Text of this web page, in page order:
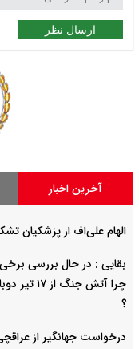
ارسال نظر
آخرین اخبار
الهام علی‌اف از پزشکیان
بقایی : در حال بررسی
چرا آتش
؟
درخواست جهانگیر از